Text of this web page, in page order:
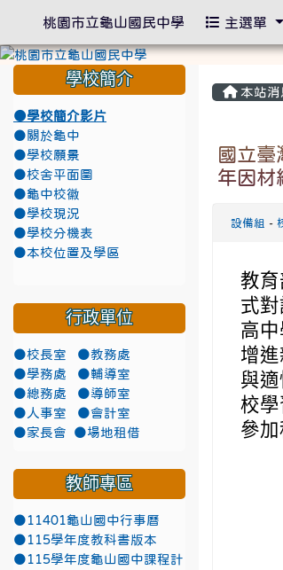
本站消
國立臺
年因材
設備組 -
教
式
高
增
與
校
參
學校簡介
●學校簡介影片
●關於龜中
●學校願景
●校舍平面圖
●龜中校徽
●學校現況
●學校分機表
●本校位置及學區
行政單位
●校長室
●教務處
●學務處
●輔導室
●總務處
●導師室
●人事室
●會計室
●家長會
●場地租借
教師專區
●11401龜山國中行事曆
●115學年度教科書版本
●115學年度龜山國中課程計
桃園市立龜山國民中學 主選單